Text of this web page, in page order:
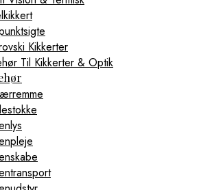
Kikkerter
Til Kikkerter & Optik